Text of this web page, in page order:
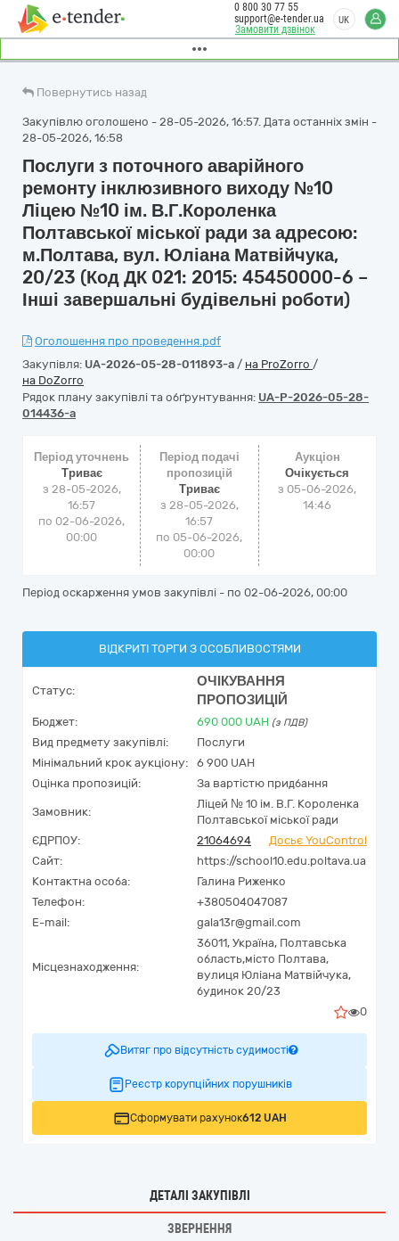
Замовити дзвінок
0 800 30 77 55
support@e-tender.ua
UK
Повернутись назад
Закупівлю оголошено - 28-05-2026, 16:57. Дата останніх змін -
28-05-2026, 16:58
Послуги з поточного аварійного
ремонту інклюзивного виходу №10
Ліцею №10 ім. В.Г.Короленка
Полтавської міської ради за адресою:
м.Полтава, вул. Юліана Матвійчука,
20/23 (Код ДК 021: 2015: 45450000-6 –
Інші завершальні будівельні роботи)
Оголошення про проведення.pdf
Закупівля: UA-2026-05-28-011893-a / на ProZorro /
на DoZorro
Рядок плану закупівлі та обґрунтування: UA-P-2026-05-28-
014436-a
Період уточнень
Триває
з 28-05-2026,
16:57
по 02-06-2026,
00:00
Період подачі
пропозицій
Триває
з 28-05-2026,
16:57
по 05-06-2026,
00:00
Аукціон
Очікується
з 05-06-2026,
14:46
Період оскарження умов закупівлі - по 02-06-2026, 00:00
ВІДКРИТІ ТОРГИ З ОСОБЛИВОСТЯМИ
Статус:
ОЧІКУВАННЯ
ПРОПОЗИЦІЙ
Бюджет: 690 000 UAH (з ПДВ)
Вид предмету закупівлі:
Послуги
Мінімальний крок аукціону:
6 900 UAH
Оцінка пропозицій:
За вартістю придбання
Замовник:
Ліцей № 10 ім. В.Г. Короленка
Полтавської міської ради
ЄДРПОУ:
21064694
Досьє YouControl
Сайт:
https://school10.edu.poltava.ua
Контактна особа:
Галина Риженко
Телефон:
+380504047087
E-mail:
gala13r@gmail.com
Місцезнаходження:
36011, Україна, Полтавська
область,місто Полтава,
вулиця Юліана Матвійчука,
будинок 20/23
0
Витяг про відсутність судимості
Реєстр корупційних порушників
Сформувати рахунок612 UAH
ДЕТАЛІ ЗАКУПІВЛІ
ЗВЕРНЕННЯ